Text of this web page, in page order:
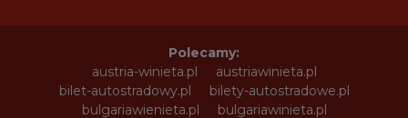
Polecamy:
austria-winieta.pl
austriawinieta.pl
bilet-autostradowy.pl
bilety-autostradowe.pl
bulgariawienieta.pl
bulgariawinieta.pl